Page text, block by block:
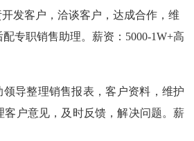
发客户，洽谈客户，达成合作，维
专职销售助理。薪资： 5000-1W+高
领导整理销售报表，客户资料，维护
客户意见，及时反馈，解决问题。薪